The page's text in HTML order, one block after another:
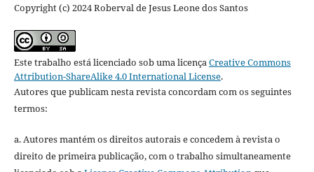
Copyright (c) 2024 Roberval de Jesus Leone dos Santos
Este trabalho está licenciado sob uma licençaCreative Commons
Attribution-ShareAlike 4.0 International License.
Autores que publicam nesta revista concordam com os seguintes
termos:
a. Autores mantém os direitos autorais e concedem à revista o
direito de primeira publicação, com o trabalho simultaneamente